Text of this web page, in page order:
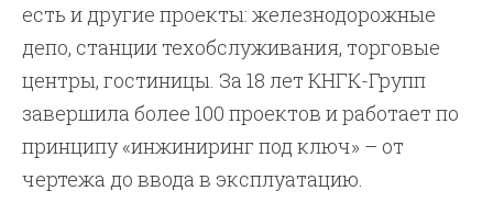
есть и другие проекты: железнодорожные
депо, станции техобслуживания, торговые
центры, гостиницы. За 18 лет КНГК-Групп
завершила более 100 проектов и работает по
принципу «инжиниринг под ключ» – от
чертежа до ввода в эксплуатацию.